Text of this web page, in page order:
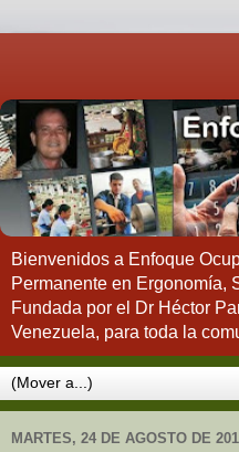
Bienvenidos a Enfoque
Permanente en Ergonomía,
Fundada por el Dr Héctor
Venezuela, para toda la
MARTES, 24 DE AGOSTO DE